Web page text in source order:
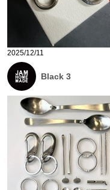
2025/12/11
Black 3